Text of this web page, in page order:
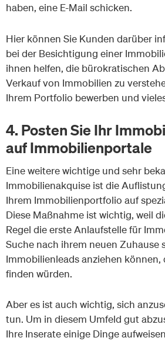
haben, eine E-Mail schicken.
Hier können Sie Kunden darüber
bei der Besichtigung einer
ihnen helfen, die bürokratischen
Verkauf von Immobilien zu
Ihrem Portfolio bewerben und
4. Posten Sie Ihr
auf Immobilienportale
Eine weitere wichtige und sehr
Immobilienakquise ist die
Ihrem Immobilienportfolio auf
Diese Maßnahme ist wichtig, weil
Regel die erste Anlaufstelle für
Suche nach ihrem neuen Zuhause
Immobilienleads anziehen können,
finden würden.
Aber es ist auch wichtig, sich
tun. Um in diesem Umfeld gut
Ihre Inserate einige Dinge